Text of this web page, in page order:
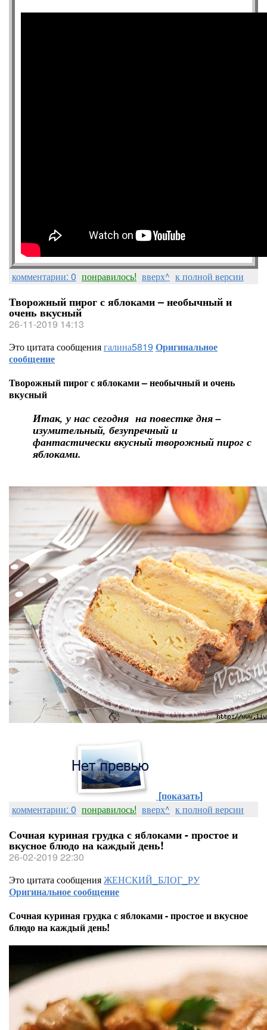
комментарии: 0 понравилось! вверх^ к полной версии
Творожный пирог с яблоками – необычный и
очень вкусный
26-11-2019 14:13
Это цитата сообщениягалина5819 Оригинальное
сообщение
Творожный пирог с яблоками – необычный и очень
вкусный
Итак, у нас сегодня на повестке дня –
изумительный, безупречный и
фантастически вкусный творожный пирог с
яблоками.
[показать]
комментарии: 0 понравилось! вверх^ к полной версии
Сочная куриная грудка с яблоками - простое и
вкусное блюдо на каждый день!
26-02-2019 22:30
Это цитата сообщенияЖЕНСКИЙ_БЛОГ_РУ
Оригинальное сообщение
Сочная куриная грудка с яблоками - простое и вкусное
блюдо на каждый день!